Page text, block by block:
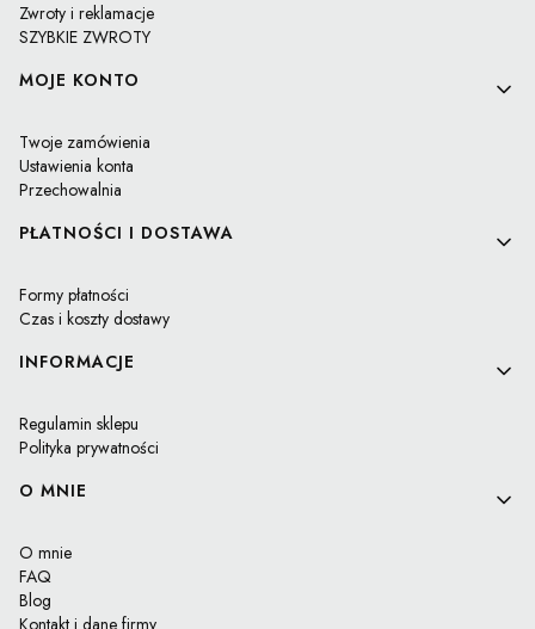
Zwroty i reklamacje
SZYBKIE ZWROTY
MOJE KONTO
Twoje zamówienia
Ustawienia konta
Przechowalnia
PŁATNOŚCI I DOSTAWA
Formy płatności
Czas i koszty dostawy
INFORMACJE
Regulamin sklepu
Polityka prywatności
O MNIE
O mnie
FAQ
Blog
Kontakt i dane firmy